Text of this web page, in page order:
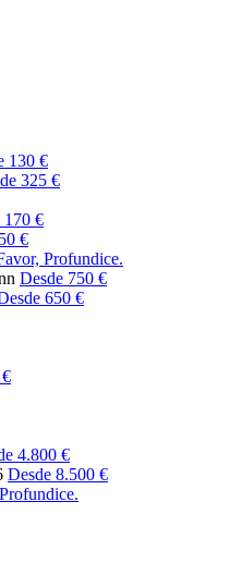
130 €
325 €
170 €
€
Profundice.
Desde 750 €
650 €
4.800 €
Desde 8.500 €